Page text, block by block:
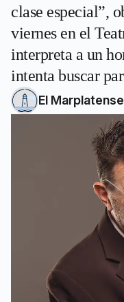
clase especial”,
viernes en el
interpreta a un
intenta buscar
El Marplatense